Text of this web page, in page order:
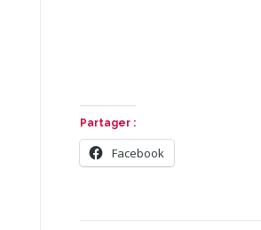
Partager :
Facebook